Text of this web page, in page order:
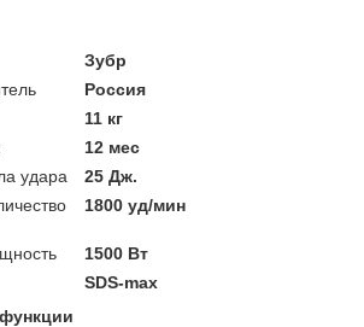
Зубр
Россия
11 кг
12 мес
удара
25 Дж.
1800 уд/мин
1500 Вт
SDS-max